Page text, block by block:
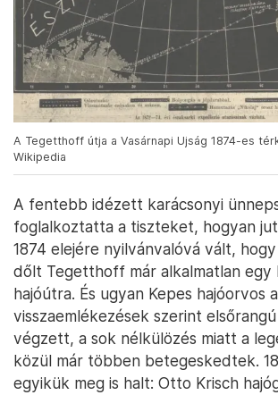
A Tegetthoff útja a Vasárnapi Ujság 1874-es
Wikipedia
A fentebb idézett karácsonyi
foglalkoztatta a tiszteket, hogyan
1874 elejére nyilvánvalóvá vált,
dőlt Tegetthoff már alkalmatlan egy
hajóútra. És ugyan Kepes hajóorvos a
visszaemlékezések szerint
végzett, a sok nélkülözés miatt a
közül már többen betegeskedtek.
egyikük meg is halt: Otto Krisch